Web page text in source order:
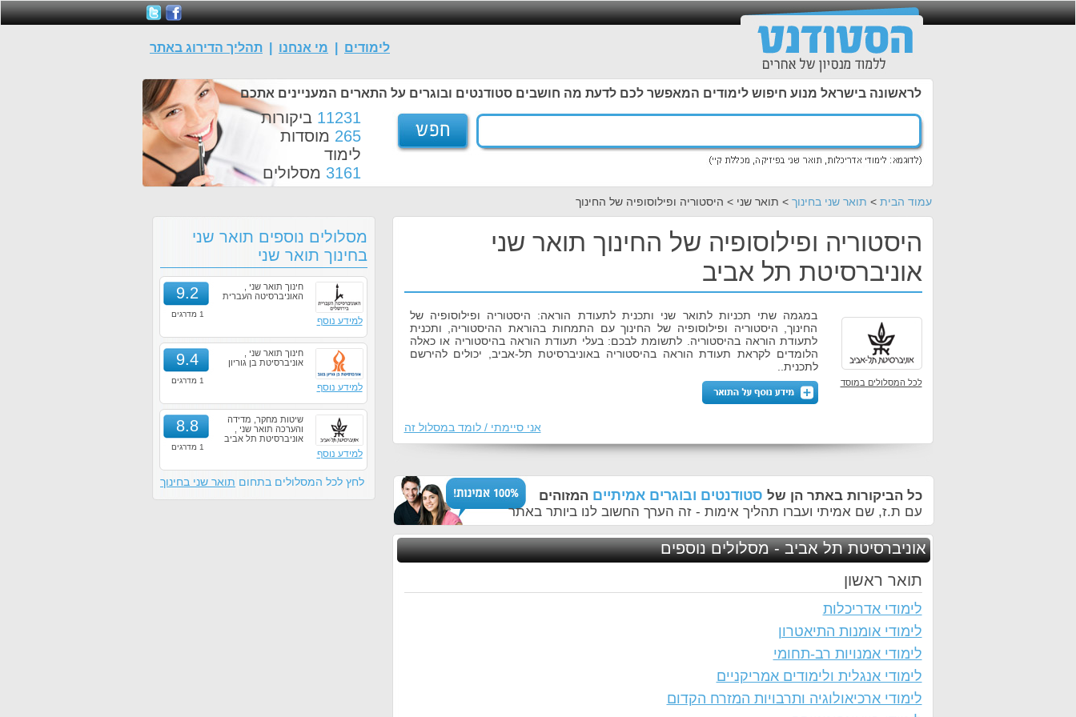
לימודים מי אנחנו תהליך הדירוג באתר
לראשונה בישראל מנוע חיפוש לימודים המאפשר לכם לדעת מה חושבים סטודנטים ובוגרים על התארים המעניינים אתכם
11231 ביקורות
265 מוסדות
לימוד
3161 מסלולים
עמוד הבית > תואר שני בחינוך > תואר שני > היסטוריה ופילוסופיה של החינוך
היסטוריה ופילוסופיה של החינוך תואר שני
אוניברסיטת תל אביב
לכל המסלולים במוסד
במגמה שתי תכניות לתואר שני ותכנית לתעודת הוראה: היסטוריה ופילוסופיה של
החינוך, היסטוריה ופילוסופיה של החינוך עם התמחות בהוראת ההיסטוריה, ותכנית
לתעודת הוראה בהיסטוריה. לתשומת לבכם: בעלי תעודת הוראה בהיסטוריה או כאלה
הלומדים לקראת תעודת הוראה בהיסטוריה באוניברסיטת תל-אביב, יכולים להירשם
לתכנית..
אני סיימתי / לומד במסלול זה
כל הביקורות באתר הן של סטודנטים ובוגרים אמיתיים המזוהים
עם ת.ז, שם אמיתי ועברו תהליך אימות - זה הערך החשוב לנו ביותר באתר
אוניברסיטת תל אביב - מסלולים נוספים
תואר ראשון
לימודי אדריכלות
לימודי אומנות התיאטרון
לימודי אמנויות רב-תחומי
לימודי אנגלית ולימודים אמריקניים
לימודי ארכיאולוגיה ותרבויות המזרח הקדום
מסלולים נוספים תואר שני
בחינוך תואר שני
למידע נוסף
9.2
1 מדרגים
חינוך תואר שני ,
האוניברסיטה העברית
למידע נוסף
9.4
1 מדרגים
חינוך תואר שני ,
אוניברסיטת בן גוריון
למידע נוסף
8.8
1 מדרגים
שיטות מחקר, מדידה
והערכה תואר שני ,
אוניברסיטת תל אביב
לחץ לכל המסלולים בתחום תואר שני בחינוך